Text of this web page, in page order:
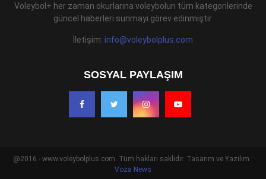
Voleybol+ her zaman okurlarına voleybolun tüm kategorilerinde
güncel haberleri sunmayı görev edinmiştir.
İletişim: info@voleybolplus.com
SOSYAL PAYLAŞIM
@2016 - www.voleybolplus.com. Tüm hakları saklıdır. Tasarım ve Yazılım :
Voza News